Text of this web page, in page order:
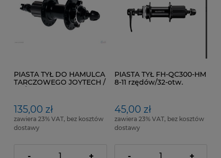
PIASTA TYŁ DO HAMULCA
TARCZOWEGO JOYTECH /
tarczy na 6 śrub.
135,00 zł
zawiera 23% VAT, bez kosztów
dostawy
PIASTA TYŁ FH-QC300-HM
8-11 rzędów/32-otw.
45,00 zł
zawiera 23% VAT, bez kosztów
dostawy